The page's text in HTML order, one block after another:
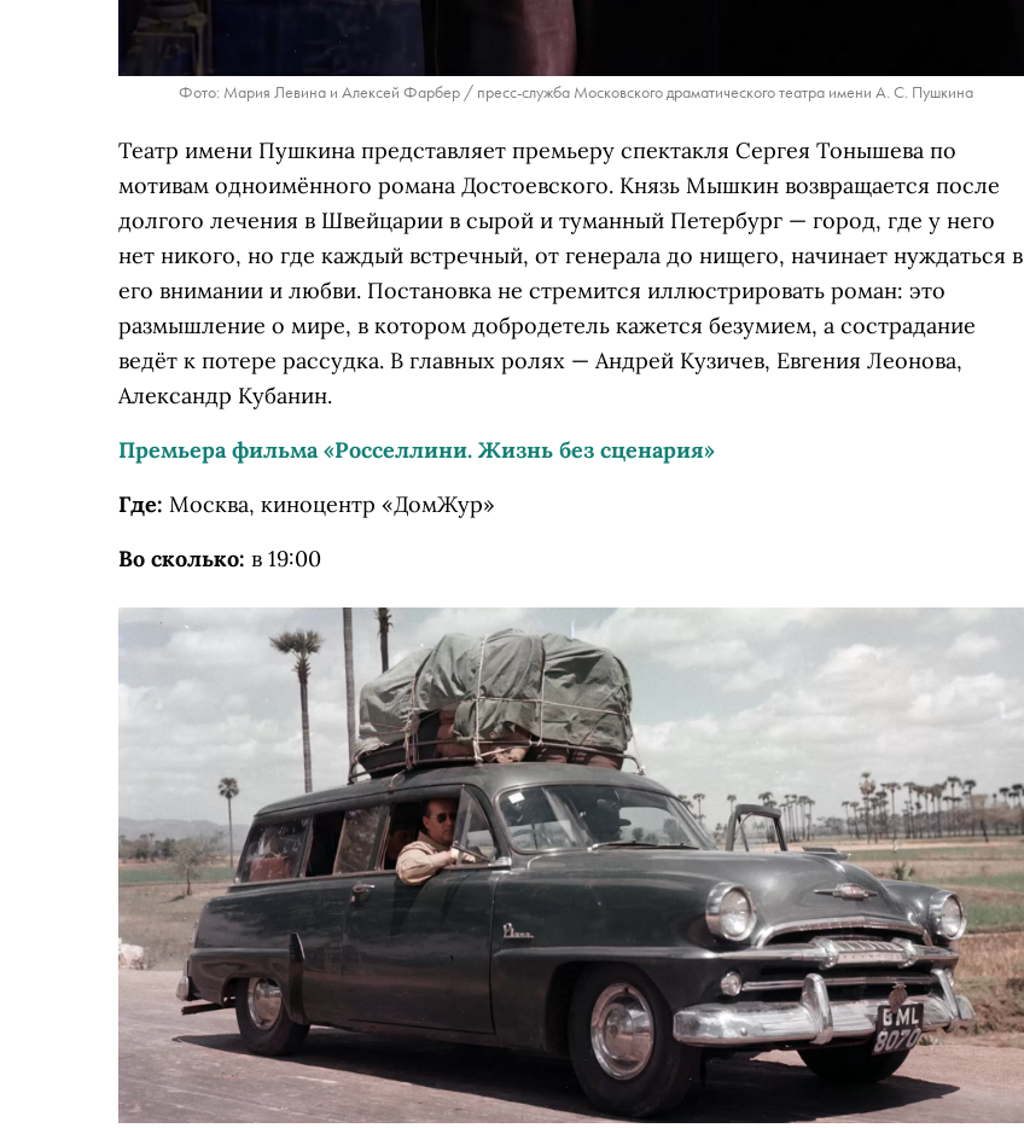
Фото: Мария Левина и Алексей Фарбер / пресс-служба Московского драматического театра имени А. С. Пушкина
Театр имени Пушкина представляет премьеру спектакля Сергея Тонышева по
мотивам одноимённого романа Достоевского. Князь Мышкин возвращается после
долгого лечения в Швейцарии в сырой и туманный Петербург — город, где у него
нет никого, но где каждый встречный, от генерала до нищего, начинает нуждаться в
его внимании и любви. Постановка не стремится иллюстрировать роман: это
размышление о мире, в котором добродетель кажется безумием, а сострадание
ведёт к потере рассудка. В главных ролях — Андрей Кузичев, Евгения Леонова,
Александр Кубанин.
Премьера фильма «Росселлини. Жизнь без сценария»
Где: Москва, киноцентр «ДомЖур»
Во сколько: в 19:00